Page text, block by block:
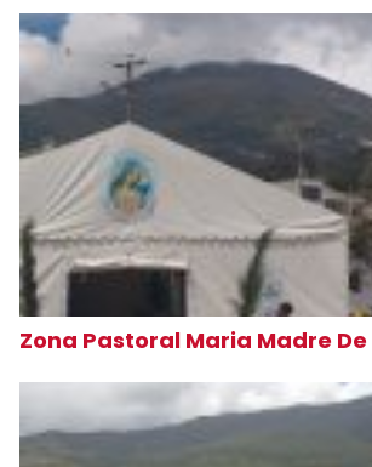
Zona Pastoral Maria Madre